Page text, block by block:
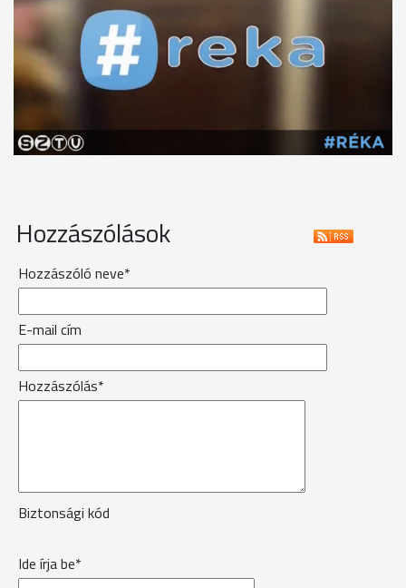
Hozzászólások
Hozzászóló neve*
E-mail cím
Hozzászólás*
Biztonsági kód
Ide írja be*